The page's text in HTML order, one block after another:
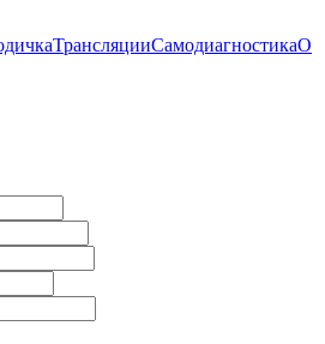
ТрансляцииСамодиагностикаО